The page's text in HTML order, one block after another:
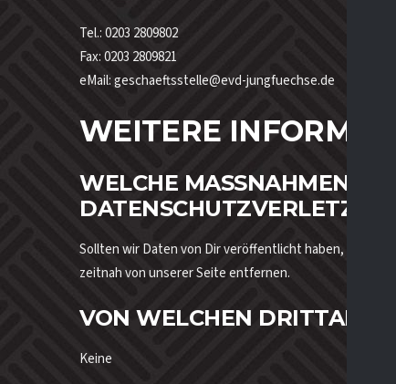
Tel.: 0203 2809802
Fax: 0203 2809821
eMail: geschaeftsstelle@evd-jungfuechse.de
WEITERE
WELCHE MASSNAHMEN WIR
Sollten wir Daten von Dir veröffentlicht haben, die
zeitnah von unserer Seite entfernen.
VON WELCHEN
Keine